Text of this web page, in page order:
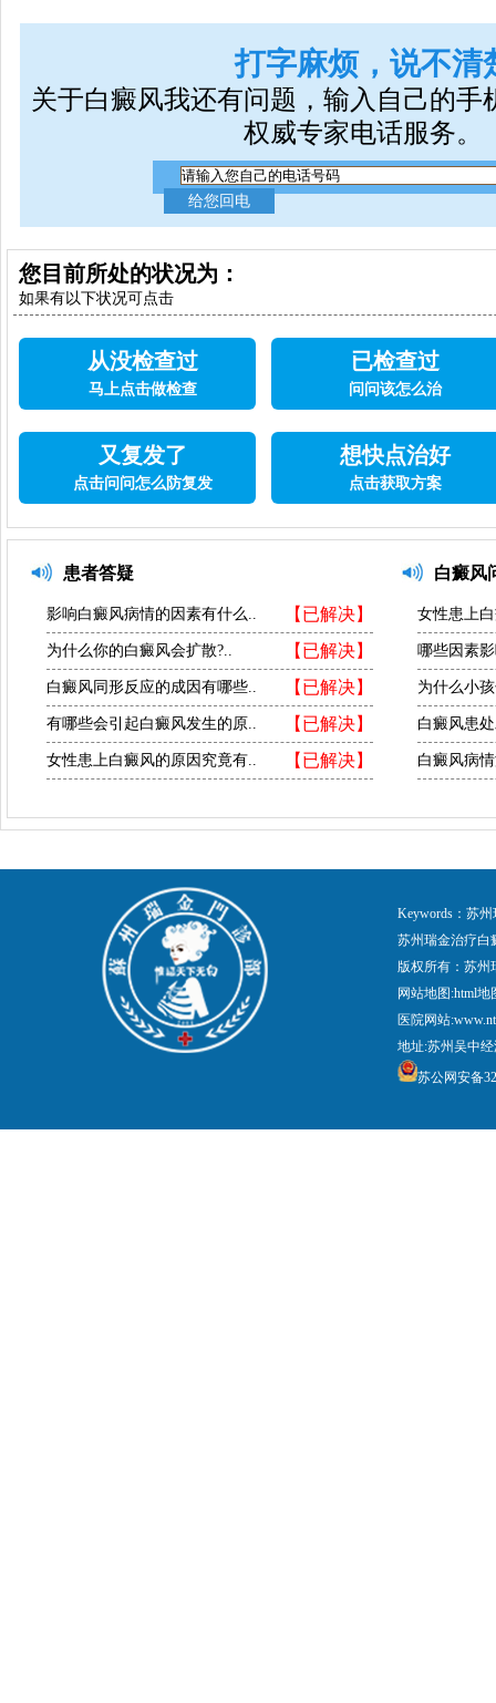
打字麻烦，说不清
关于白癜风我还有问题，输入自己的手
权威专家电话服务。
您目前所处的状况为：
如果有以下状况可点击
从没检查过
马上点击做检查
已检查过
问问该怎么治
又复发了
点击问问怎么防复发
想快点治好
点击获取方案
患者答疑
【已解决】
影响白癜风病情的因素有什么..
【已解决】
为什么你的白癜风会扩散?..
【已解决】
白癜风同形反应的成因有哪些..
【已解决】
有哪些会引起白癜风发生的原..
【已解决】
女性患上白癜风的原因究竟有..
白癜风
女性患上
哪些因素
为什么小
白癜风患
白癜风病
Keywords：苏
苏州瑞金治疗白
版权所有：苏
网站地图:html地
医院网站
地址:苏州吴中
苏公网安备